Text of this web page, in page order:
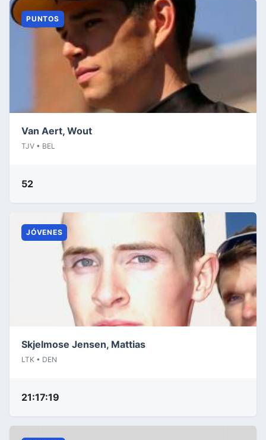
PUNTOS
Van Aert, Wout
TJV • BEL
52
JÓVENES
Skjelmose Jensen, Mattias
LTK • DEN
21:17:19